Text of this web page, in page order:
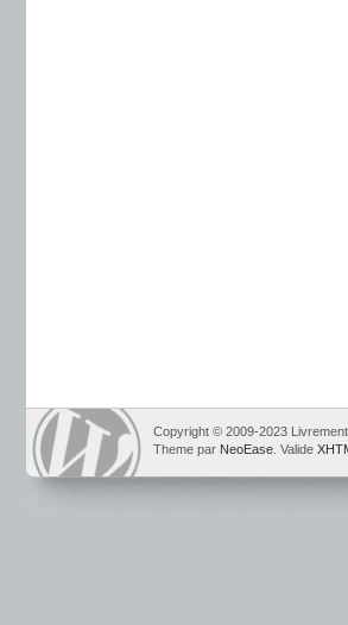
Copyright © 2009-2023 Livrement
Theme par NeoEase . Valide